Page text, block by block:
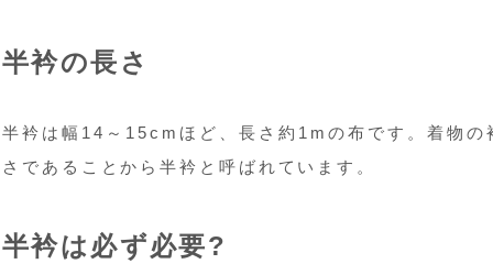
半衿の長さ
半衿は幅14～15cmほど、長さ約1mの布です。着物の
さであることから半衿と呼ばれています。
半衿は必ず必要?